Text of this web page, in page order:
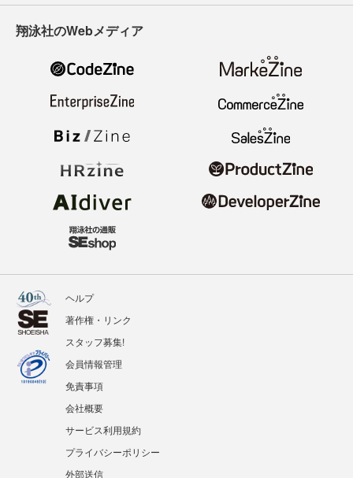
翔泳社のWebメディア
ヘルプ
著作権・リンク
スタッフ募集!
会員情報管理
免責事項
会社概要
サービス利用規約
プライバシーポリシー
外部送信